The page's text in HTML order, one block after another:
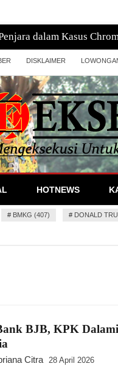
Pusatnya di Laut
DISKLAIMER
Informasi
HOTNEWS
# BMKG (407) # DONALD
BJB, KPK
Citra 28 April 2026